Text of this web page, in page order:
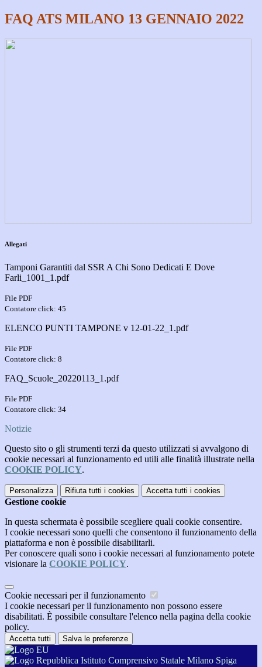
FAQ ATS MILANO 13 GENNAIO 2022
Allegati
Tamponi Garantiti dal SSR A Chi Sono Dedicati E Dove
Farli_1001_1.pdf
File PDF
Contatore click: 45
ELENCO PUNTI TAMPONE v 12-01-22_1.pdf
File PDF
Contatore click: 8
FAQ_Scuole_20220113_1.pdf
File PDF
Contatore click: 34
Notizie
Questo sito o gli strumenti terzi da questo utilizzati si avvalgono di
cookie necessari al funzionamento ed utili alle finalità illustrate nella
COOKIE POLICY.
Personalizza Rifiuta tutti i cookies Accetta tutti i cookies
Gestione cookie
In questa schermata è possibile scegliere quali cookie consentire.
I cookie necessari sono quelli che consentono il funzionamento della
piattaforma e non è possibile disabilitarli.
Per conoscere quali sono i cookie necessari al funzionamento potete
visionare la COOKIE POLICY.
Cookie necessari per il funzionamento
I cookie necessari per il funzionamento non possono essere
disabilitati. È possibile consultare l'elenco nella pagina della cookie
policy.
Accetta tutti Salva le preferenze
Istituto Comprensivo Statale Milano Spiga